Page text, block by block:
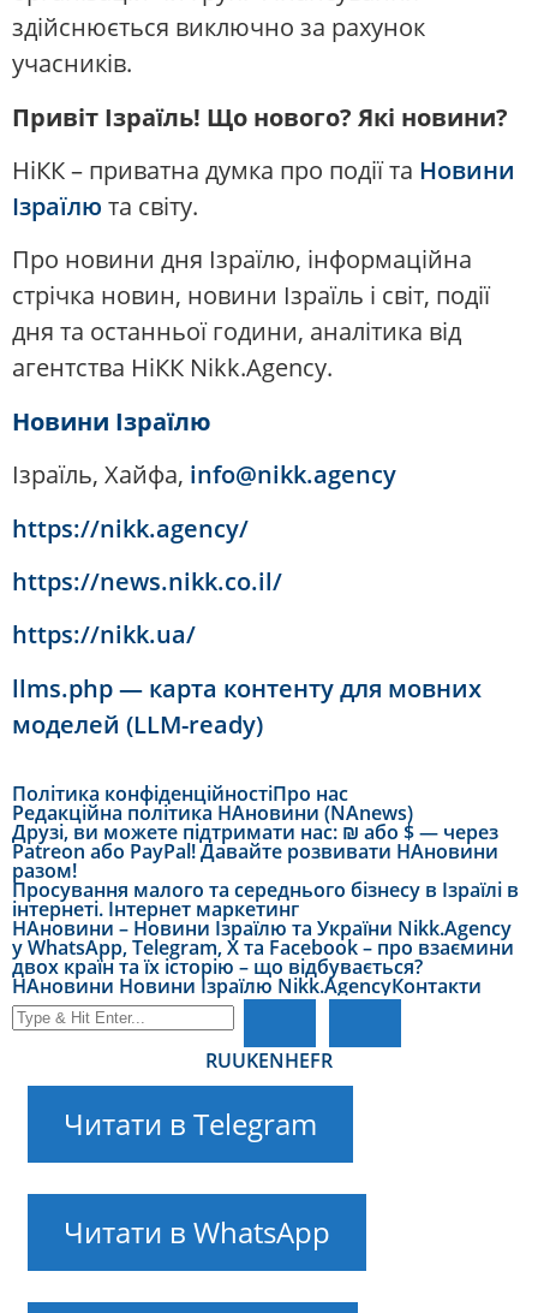
здійснюється виключно за рахунок
учасників.
Привіт Ізраїль! Що нового? Які новини?
НіКК – приватна думка про події та Новини
Ізраїлю та світу.
Про новини дня Ізраїлю, інформаційна
стрічка новин, новини Ізраїль і світ, події
дня та останньої години, аналітика від
агентства НіКК Nikk.Agency.
Новини Ізраїлю
Ізраїль, Хайфа, info@nikk.agency
https://nikk.agency/
https://news.nikk.co.il/
https://nikk.ua/
llms.php — карта контенту для мовних
моделей (LLM-ready)
Політика конфіденційностіПро нас
Редакційна політика НАновини (NAnews)
Друзі, ви можете підтримати нас: ₪ або $ — через
Patreon або PayPal! Давайте розвивати НАновини
разом!
Просування малого та середнього бізнесу в Ізраїлі в
інтернеті. Інтернет маркетинг
НАновини – Новини Ізраїлю та України Nikk.Agency
у WhatsApp, Telegram, X та Facebook – про взаємини
двох країн та їх історію – що відбувається?
НАновини Новини Ізраїлю Nikk.AgencyКонтакти
RUUKENHEFR
Читати в Telegram
Читати в WhatsApp